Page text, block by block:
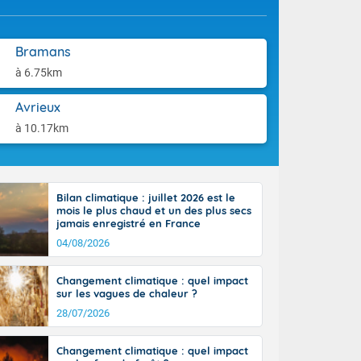
Bramans
à 6.75km
Avrieux
à 10.17km
jusque
sur la Corse
le
des
En
en
d'après-
orages,
jour, le
au sud,
hausse, en
et même
Bilan climatique : juillet 2026 est le
mois le plus chaud et un des plus secs
jamais enregistré en France
04/08/2026
Changement climatique : quel impact
sur les vagues de chaleur ?
28/07/2026
Changement climatique : quel impact